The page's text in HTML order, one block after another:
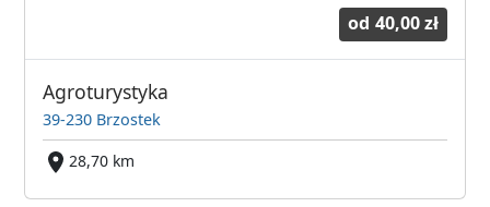
od 40,00 zł
Agroturystyka
39-230 Brzostek
28,70 km